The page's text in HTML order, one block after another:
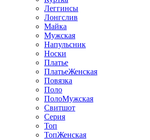
Леггинсы
Лонгслив
Майка
Мужская
Напульсник
Носки
Платье
ПлатьеЖенская
Повязка
Поло
ПолоМужская
Свитшот
Серия
Топ
ТопЖенская